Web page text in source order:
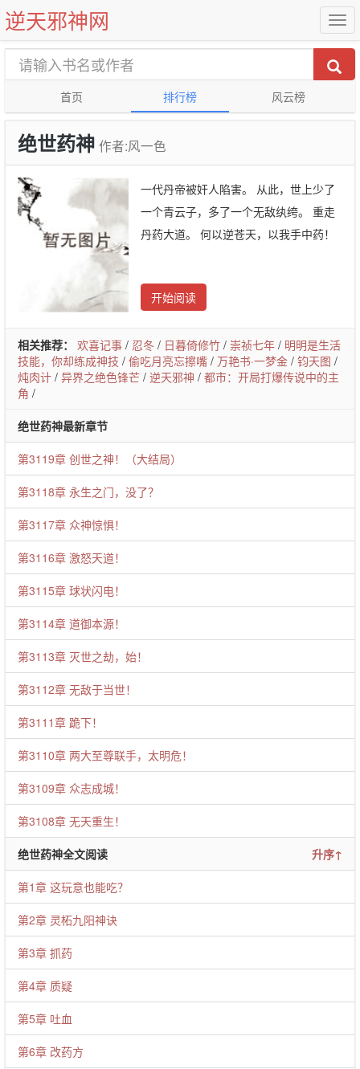
逆天邪神网
首页 排行榜 风云榜
绝世药神 作者:风一色
一代丹帝被奸人陷害。 从此，世上少了
一个青云子，多了一个无敌纨绔。 重走
丹药大道。 何以逆苍天，以我手中药！
开始阅读
相关推荐： 欢喜记事 / 忍冬 / 日暮倚修竹 / 崇祯七年 / 明明是生活
技能，你却练成神技 / 偷吃月亮忘擦嘴 / 万艳书·一梦金 / 钧天图 /
炖肉计 / 异界之绝色锋芒 / 逆天邪神 / 都市：开局打爆传说中的主
角 /
绝世药神最新章节
第3119章 创世之神！（大结局）
第3118章 永生之门，没了？
第3117章 众神惊惧！
第3116章 激怒天道！
第3115章 球状闪电！
第3114章 道御本源！
第3113章 灭世之劫，始！
第3112章 无敌于当世！
第3111章 跪下！
第3110章 两大至尊联手，太明危！
第3109章 众志成城！
第3108章 无天重生！
绝世药神全文阅读 升序↑
第1章 这玩意也能吃？
第2章 灵柘九阳神诀
第3章 抓药
第4章 质疑
第5章 吐血
第6章 改药方